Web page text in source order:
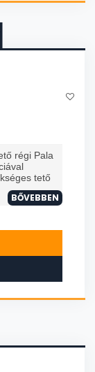
régi Pala
tető
BŐVEBBEN